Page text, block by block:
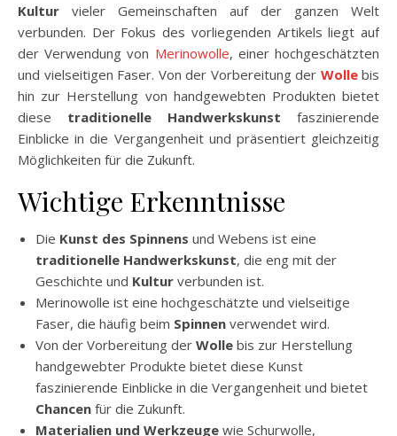
Kultur vieler Gemeinschaften auf der ganzen Welt
verbunden. Der Fokus des vorliegenden Artikels liegt auf
der Verwendung von Merinowolle, einer hochgeschätzten
und vielseitigen Faser. Von der Vorbereitung der Wollebis
hin zur Herstellung von handgewebten Produkten bietet
diese traditionelle Handwerkskunst faszinierende
Einblicke in die Vergangenheit und präsentiert gleichzeitig
Möglichkeiten für die Zukunft.
Wichtige Erkenntnisse
Die Kunst des Spinnens und Webens ist eine
traditionelle Handwerkskunst, die eng mit der
Geschichte und Kultur verbunden ist.
Merinowolle ist eine hochgeschätzte und vielseitige
Faser, die häufig beim Spinnen verwendet wird.
Von der Vorbereitung der Wolle bis zur Herstellung
handgewebter Produkte bietet diese Kunst
faszinierende Einblicke in die Vergangenheit und bietet
Chancen für die Zukunft.
Materialien und Werkzeuge wie Schurwolle,